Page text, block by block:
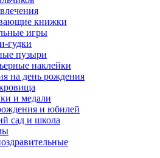
книжки
игры
гудки
пузыри
наклейки
на день рождения
и медали
и юбилей
сад и школа